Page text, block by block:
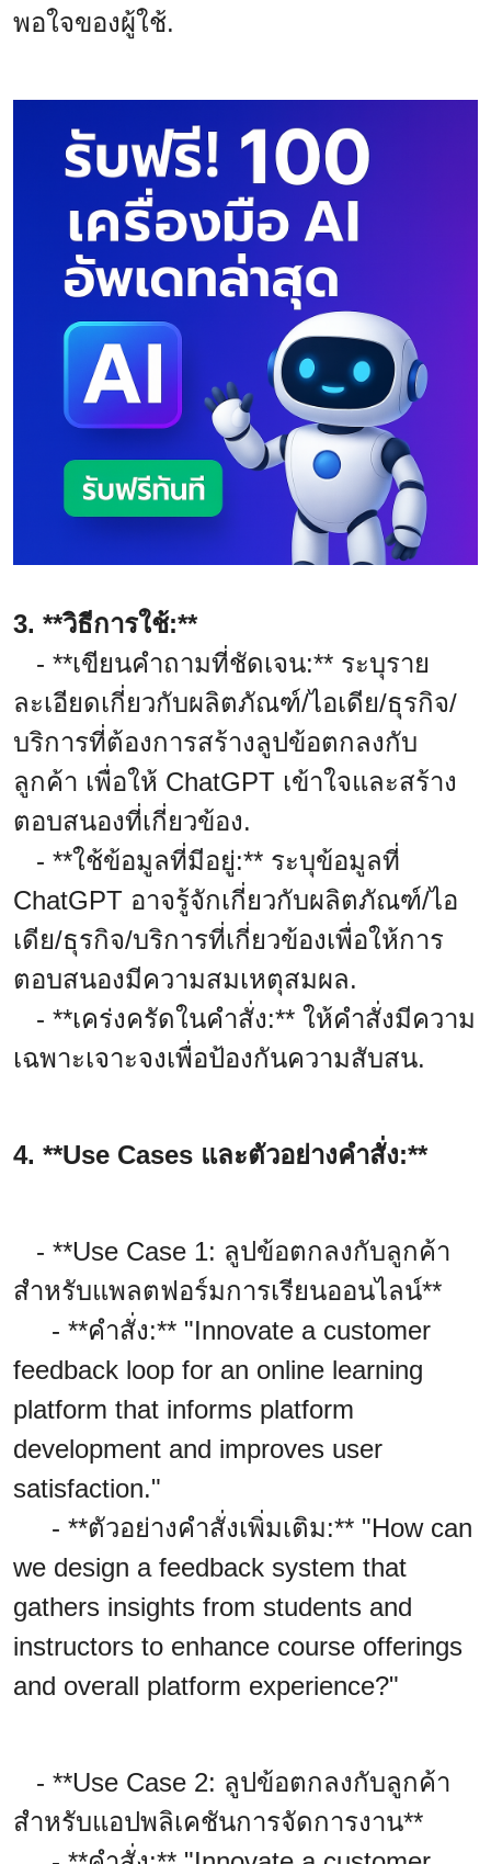
พอใจของผู้ใช้.
3. **วิธีการใช้:**
- **เขียนคำถามที่ชัดเจน:** ระบุราย
ละเอียดเกี่ยวกับผลิตภัณฑ์/ไอเดีย/ธุรกิจ/
บริการที่ต้องการสร้างลูปข้อตกลงกับ
ลูกค้า เพื่อให้ ChatGPT เข้าใจและสร้าง
ตอบสนองที่เกี่ยวข้อง.
- **ใช้ข้อมูลที่มีอยู่:** ระบุข้อมูลที่
ChatGPT อาจรู้จักเกี่ยวกับผลิตภัณฑ์/ไอ
เดีย/ธุรกิจ/บริการที่เกี่ยวข้องเพื่อให้การ
ตอบสนองมีความสมเหตุสมผล.
- **เคร่งครัดในคำสั่ง:** ให้คำสั่งมีความ
เฉพาะเจาะจงเพื่อป้องกันความสับสน.
4. **Use Cases และตัวอย่างคำสั่ง:**
- **Use Case 1: ลูปข้อตกลงกับลูกค้า
สำหรับแพลตฟอร์มการเรียนออนไลน์**
- **คำสั่ง:** "Innovate a customer
feedback loop for an online learning
platform that informs platform
development and improves user
satisfaction."
- **ตัวอย่างคำสั่งเพิ่มเติม:** "How can
we design a feedback system that
gathers insights from students and
instructors to enhance course offerings
and overall platform experience?"
- **Use Case 2: ลูปข้อตกลงกับลูกค้า
สำหรับแอปพลิเคชันการจัดการงาน**